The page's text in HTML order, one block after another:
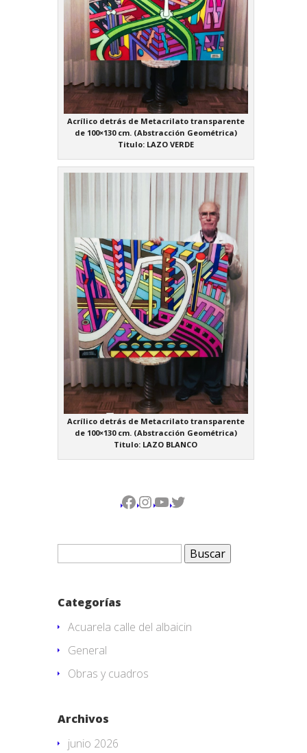
Acrílico detrás de Metacrilato transparente
de 100×130 cm. (Abstracción Geométrica)
Titulo: LAZO VERDE
Acrílico detrás de Metacrilato transparente
de 100×130 cm. (Abstracción Geométrica)
Titulo: LAZO BLANCO
Facebook
Instagram
YouTube
Twitter
Buscar:
Categorías
Acuarela calle del albaicin
General
Obras y cuadros
Archivos
junio 2026